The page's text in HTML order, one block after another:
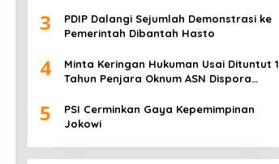
3
PDIP Dalangi Sejumlah Demonstrasi ke
Pemerintah Dibantah Hasto
4
Minta Keringan Hukuman Usai Dituntut 1
Tahun Penjara Oknum ASN Dispora
5
PSI Cerminkan Gaya Kepemimpinan
Jokowi